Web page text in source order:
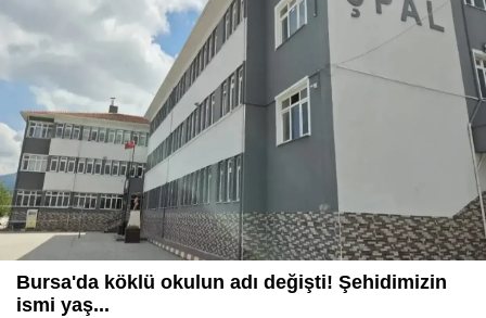
Bursa'da köklü okulun adı değişti! Şehidimizin
ismi yaş...